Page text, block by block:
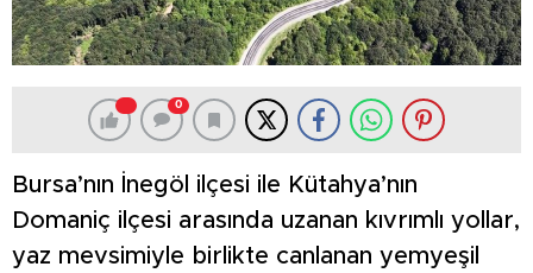
0
Bursa’nın İnegöl ilçesi ile Kütahya’nın
Domaniç ilçesi arasında uzanan kıvrımlı yollar,
yaz mevsimiyle birlikte canlanan yemyeşil